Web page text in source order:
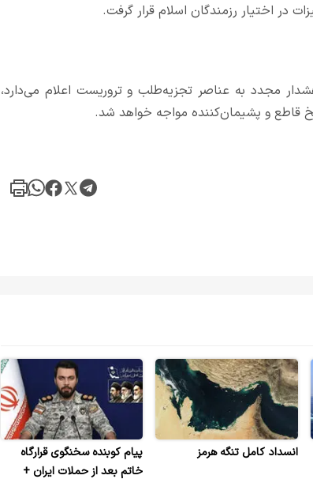
در اختیار رزمندگان اسلام قرار گرفت.
مجدد به عناصر تجزیه‌طلب و تروریست اعلام می‌دارد،
قاطع و پشیمان‌کننده مواجه خواهد شد.
انسداد کامل تنگه هرمز
پیام کوبنده سخنگوی قرارگاه
خاتم‌ بعد از حملات ایران +